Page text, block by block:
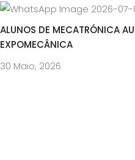
ALUNOS DE MECATRÓNICA
EXPOMECÂNICA
30 Maio, 2026